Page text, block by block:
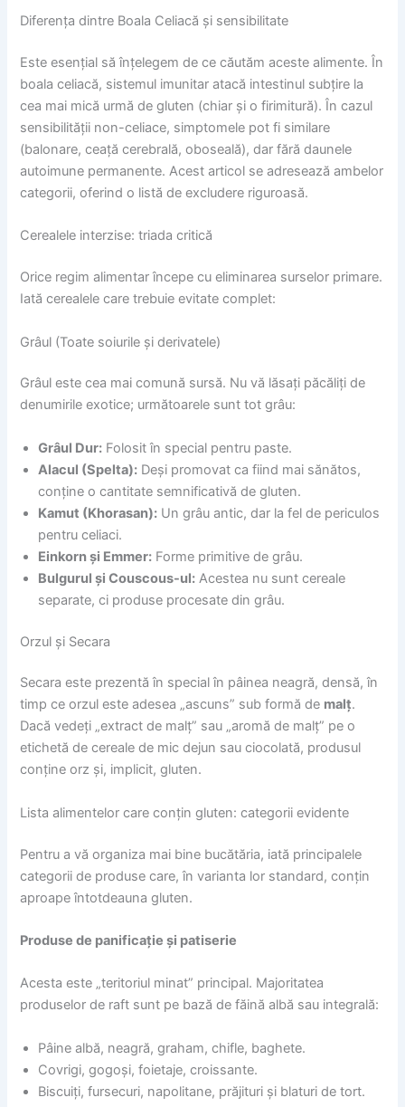
Diferența dintre Boala Celiacă și sensibilitate
Este esențial să înțelegem de ce căutăm aceste alimente. În
boala celiacă, sistemul imunitar atacă intestinul subțire la
cea mai mică urmă de gluten (chiar și o firimitură). În cazul
sensibilității non-celiace, simptomele pot fi similare
(balonare, ceață cerebrală, oboseală), dar fără daunele
autoimune permanente. Acest articol se adresează ambelor
categorii, oferind o listă de excludere riguroasă.
Cerealele interzise: triada critică
Orice regim alimentar începe cu eliminarea surselor primare.
Iată cerealele care trebuie evitate complet:
Grâul (Toate soiurile și derivatele)
Grâul este cea mai comună sursă. Nu vă lăsați păcăliți de
denumirile exotice; următoarele sunt tot grâu:
Grâul Dur: Folosit în special pentru paste.
Alacul (Spelta): Deși promovat ca fiind mai sănătos,
conține o cantitate semnificativă de gluten.
Kamut (Khorasan): Un grâu antic, dar la fel de periculos
pentru celiaci.
Einkorn și Emmer: Forme primitive de grâu.
Bulgurul și Couscous-ul: Acestea nu sunt cereale
separate, ci produse procesate din grâu.
Orzul și Secara
Secara este prezentă în special în pâinea neagră, densă, în
timp ce orzul este adesea „ascuns” sub formă de malț.
Dacă vedeți „extract de malț” sau „aromă de malț” pe o
etichetă de cereale de mic dejun sau ciocolată, produsul
conține orz și, implicit, gluten.
Lista alimentelor care conțin gluten: categorii evidente
Pentru a vă organiza mai bine bucătăria, iată principalele
categorii de produse care, în varianta lor standard, conțin
aproape întotdeauna gluten.
Produse de panificație și patiserie
Acesta este „teritoriul minat” principal. Majoritatea
produselor de raft sunt pe bază de făină albă sau integrală:
Pâine albă, neagră, graham, chifle, baghete.
Covrigi, gogoși, foietaje, croissante.
Biscuiți, fursecuri, napolitane, prăjituri și blaturi de tort.